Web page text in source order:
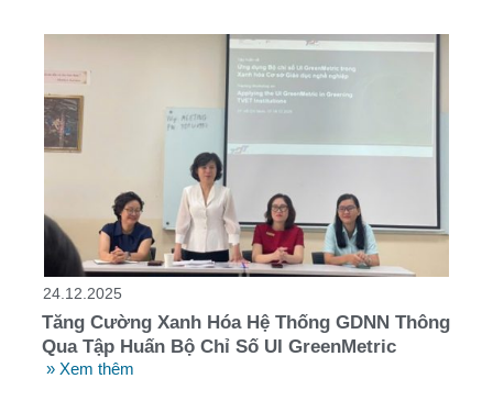
24.12.2025
Tăng Cường Xanh Hóa Hệ Thống GDNN Thông
Qua Tập Huấn Bộ Chỉ Số UI GreenMetric
» Xem thêm